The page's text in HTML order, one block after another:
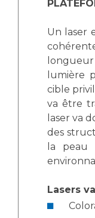
Un laser
lumière
cible
va être
laser va
des
la peau
Lasers